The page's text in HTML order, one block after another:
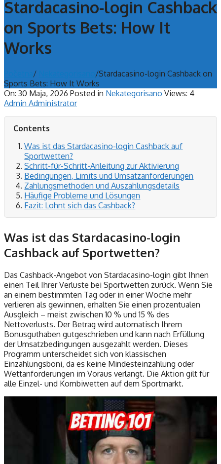
Stardacasino-login Cashback
on Sports Bets: How It
Works
/ /Stardacasino-login Cashback on
Sports Bets: How It Works
On: 30 Maja, 2026 Posted in Nekategorisano Views: 4
Admin Administrator
Contents
Was ist das Stardacasino-login Cashback auf
Sportwetten?
Schritt-für-Schritt-Anleitung zur Aktivierung
Bedingungen, Limits und Umsatzanforderungen
Zahlungsmethoden und Auszahlungsdetails
Häufige Probleme und Lösungen
Fazit: Lohnt sich das Cashback?
Was ist das Stardacasino-login
Cashback auf Sportwetten?
Das Cashback-Angebot von Stardacasino-login gibt Ihnen
einen Teil Ihrer Verluste bei Sportwetten zurück. Wenn Sie
an einem bestimmten Tag oder in einer Woche mehr
verlieren als gewinnen, erhalten Sie einen prozentualen
Ausgleich – meist zwischen 10 % und 15 % des
Nettoverlusts. Der Betrag wird automatisch Ihrem
Bonusguthaben gutgeschrieben und kann nach Erfüllung
der Umsatzbedingungen ausgezahlt werden. Dieses
Programm unterscheidet sich von klassischen
Einzahlungsboni, da es keine Mindesteinzahlung oder
Wettanforderungen im Voraus verlangt. Die Aktion gilt für
alle Einzel- und Kombiwetten auf dem Sportmarkt.